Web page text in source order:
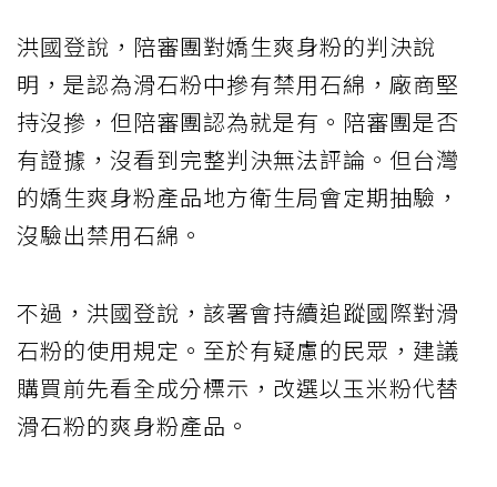
洪國登說，陪審團對嬌生爽身粉的判決說
明，是認為滑石粉中摻有禁用石綿，廠商堅
持沒摻，但陪審團認為就是有。陪審團是否
有證據，沒看到完整判決無法評論。但台灣
的嬌生爽身粉產品地方衛生局會定期抽驗，
沒驗出禁用石綿。
不過，洪國登說，該署會持續追蹤國際對滑
石粉的使用規定。至於有疑慮的民眾，建議
購買前先看全成分標示，改選以玉米粉代替
滑石粉的爽身粉產品。